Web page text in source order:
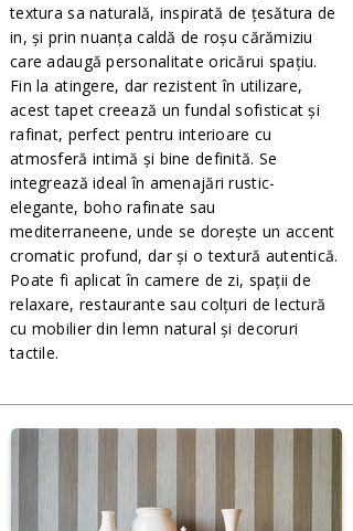
textura sa naturală, inspirată de țesătura de
in, și prin nuanța caldă de roșu cărămiziu
care adaugă personalitate oricărui spațiu.
Fin la atingere, dar rezistent în utilizare,
acest tapet creează un fundal sofisticat și
rafinat, perfect pentru interioare cu
atmosferă intimă și bine definită. Se
integrează ideal în amenajări rustic-
elegante, boho rafinate sau
mediterraneene, unde se dorește un accent
cromatic profund, dar și o textură autentică.
Poate fi aplicat în camere de zi, spații de
relaxare, restaurante sau colțuri de lectură
cu mobilier din lemn natural și decoruri
tactile.